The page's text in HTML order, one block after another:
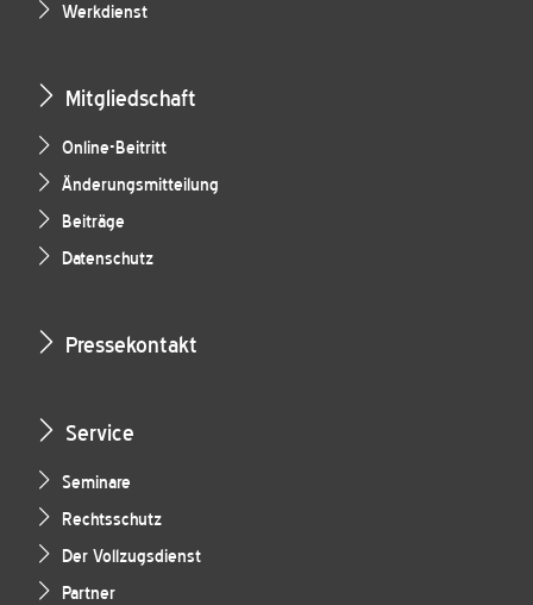
Werkdienst
Mitgliedschaft
Online-Beitritt
Änderungsmitteilung
Beiträge
Datenschutz
Pressekontakt
Service
Seminare
Rechtsschutz
Der Vollzugsdienst
Partner